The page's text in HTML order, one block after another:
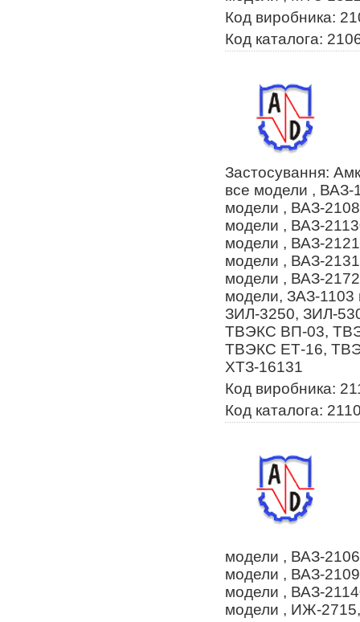
Код виробника:
Код каталога:
Застосування:
все модели , ВАЗ-
модели , ВАЗ-
модели , ВАЗ-
модели , ВАЗ-
модели , ВАЗ-
модели , ВАЗ-
модели, ЗАЗ-1103
ЗИЛ-3250, ЗИЛ-
ТВЭКС ВП-03,
ТВЭКС ЕТ-16,
ХТЗ-16131
Код виробника:
Код каталога:
модели , ВАЗ-
модели , ВАЗ-
модели , ВАЗ-
модели , ИЖ-